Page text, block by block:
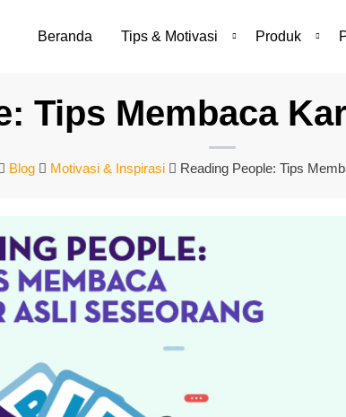
Beranda Tips & Motivasi Produk
Tips Membaca
Blog Motivasi & Inspirasi Reading People: Tips